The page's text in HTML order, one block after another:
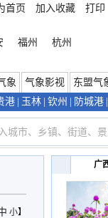
首页 加入收藏 打印
福州 杭州
象 气象影视 东盟气
港 玉林 钦州 防城港
小】
广